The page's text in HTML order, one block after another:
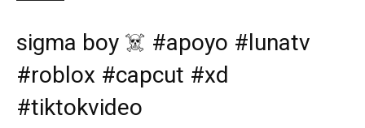
sigma boy ☠️ #apoyo #lunatv
#roblox #capcut #xd
#tiktokvideo